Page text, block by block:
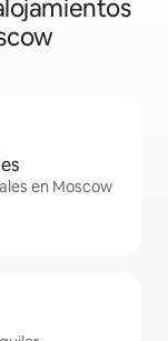
en Moscow